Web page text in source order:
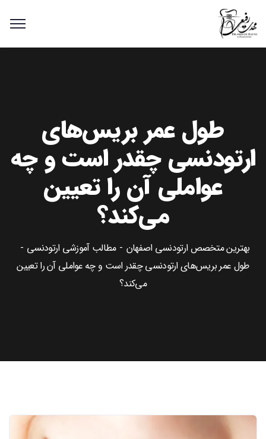
طول عمر بریس‌های
ارتودنسی چقدر است و چه
عواملی آن را تعیین
می‌کند؟
بهترین متخصص ارتودنسی اصفهان
مطالب آموزشی ارتودنسی
طول عمر بریس‌های ارتودنسی چقدر است و چه عواملی آن را تعیین
می‌کند؟